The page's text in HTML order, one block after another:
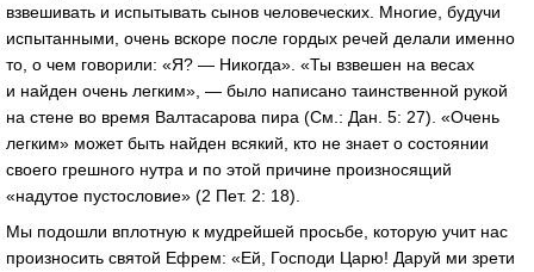
взвешивать и испытывать сынов человеческих. Многие, будучи
испытанными, очень вскоре после гордых речей делали именно
то, о чем говорили: «Я? — Никогда». «Ты взвешен на весах
и найден очень легким», — было написано таинственной рукой
на стене во время Валтасарова пира (См.: Дан. 5: 27). «Очень
легким» может быть найден всякий, кто не знает о состоянии
своего грешного нутра и по этой причине произносящий
«надутое пустословие» (2 Пет. 2: 18).
Мы подошли вплотную к мудрейшей просьбе, которую учит нас
произносить святой Ефрем: «Ей, Господи Царю! Даруй ми зрети